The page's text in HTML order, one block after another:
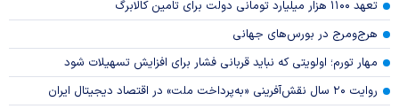
تعهد ۱۱۰۰ هزار میلیارد تومانی دولت برای تامین کالابرگ
هرج‌ومرج در بورس‌های جهانی
مهار تورم؛ اولویتی که نباید قربانی فشار برای افزایش تسهیلات شود
روایت ۲۰ سال نقش‌آفرینی «به‌پرداخت ملت» در اقتصاد دیجیتال ایران